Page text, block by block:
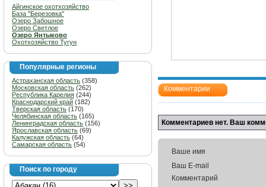
Айгинское охотхозяйство
База "Березовка"
Озеро Забошное
Озеро Светлое
Озеро Янтыково
Охотхозяйство Тугун
Популярные регионы
Астраханская область (358)
Московская область (262)
Республика Карелия (244)
Краснодарский край (182)
Тверская область (170)
Челябинская область (165)
Ленинградская область (156)
Ярославская область (69)
Калужская область (64)
Самарская область (54)
Поиск по городу
Комментарии
Комментариев нет. Ваш
Ваше имя
Ваш E-mail
Комментарий